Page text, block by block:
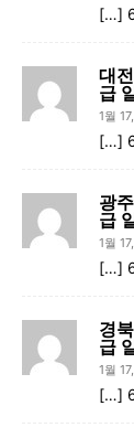
[…]
대
급
1월
[…]
광
급
1월
[…]
경
급
1월
[…]